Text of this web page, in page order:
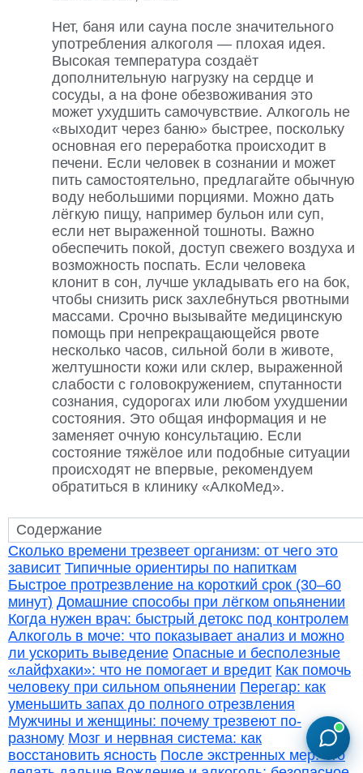
Нет, баня или сауна после значительного
употребления алкоголя — плохая идея.
Высокая температура создаёт
дополнительную нагрузку на сердце и
сосуды, а на фоне обезвоживания это
может ухудшить самочувствие. Алкоголь не
«выходит через баню» быстрее, поскольку
основная его переработка происходит в
печени. Если человек в сознании и может
пить самостоятельно, предлагайте обычную
воду небольшими порциями. Можно дать
лёгкую пищу, например бульон или суп,
если нет выраженной тошноты. Важно
обеспечить покой, доступ свежего воздуха и
возможность поспать. Если человека
клонит в сон, лучше укладывать его на бок,
чтобы снизить риск захлебнуться рвотными
массами. Срочно вызывайте медицинскую
помощь при непрекращающейся рвоте
несколько часов, сильной боли в животе,
желтушности кожи или склер, выраженной
слабости с головокружением, спутанности
сознания, судорогах или любом ухудшении
состояния. Это общая информация и не
заменяет очную консультацию. Если
состояние тяжёлое или подобные ситуации
происходят не впервые, рекомендуем
обратиться в клинику «АлкоМед».
Сколько времени трезвеет организм: от чего это
зависит Типичные ориентиры по напиткам
Быстрое протрезвление на короткий срок (30–60
минут) Домашние способы при лёгком опьянении
Когда нужен врач: быстрый детокс под контролем
Алкоголь в моче: что показывает анализ и можно
ли ускорить выведение Опасные и бесполезные
«лайфхаки»: что не помогает и вредит Как помочь
человеку при сильном опьянении Перегар: как
уменьшить запах до полного отрезвления
Мужчины и женщины: почему трезвеют по-
разному Мозг и нервная система: как
восстановить ясность После экстренных мер: что